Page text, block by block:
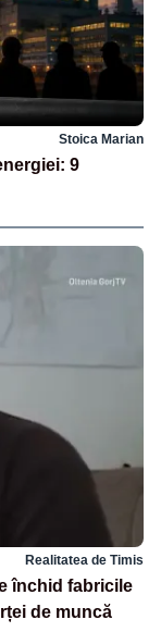
Stoica Marian
9
Realitatea de Timis
închid fabricile
de muncă